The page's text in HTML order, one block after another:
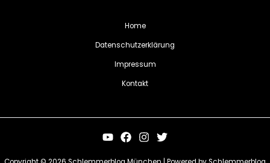
Home
Datenschutzerklärung
Impressum
Kontakt